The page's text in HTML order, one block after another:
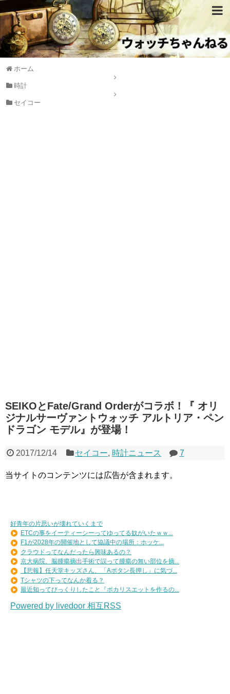
ホーム
時計
セイコー
SEIKOとFate/Grand Orderがコラボ！『 オリ
ジナルサーヴァントウォッチ アルトリア・ペン
ドラゴン モデル』が登場！
2017/12/14 セイコー, 時計ニュース 7
当サイトのコンテンツには広告が含まれます。
好青年の片思いが壊れていくまで
ETCの事をイーティーシーってゆってる奴がいたｗｗ...
F1が2028年の開催地として協議中の場所：ホッケ...
クラウドってなんだったら興味あるの？
京大病院、脳腫瘍摘出手術で誤って腫瘍の無い部位を摘...
【悲報】任天堂キッズさん、「Aボタン長押し」に気づ...
Tシャツの下ってなんか着る？
最近知ってびっくりしたこと『ポカリスエットを作るの...
Powered by livedoor 相互RSS